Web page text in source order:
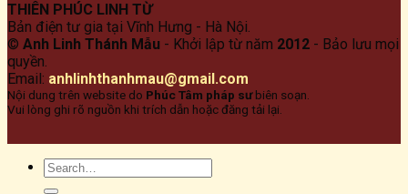
THIÊN PHÚC LINH TỪ
Bản điện tư gia tại Vĩnh Hưng - Hà Nội.
© Anh Linh Thánh Mẫu - Khởi lập từ năm 2012 - Bảo lưu mọi
quyền.
Email: anhlinhthanhmau@gmail.com
Nội dung trên website do Phúc Tâm pháp sưbiên soạn.
Vui lòng ghi rõ nguồn khi trích dẫn hoặc đăng tải lại.